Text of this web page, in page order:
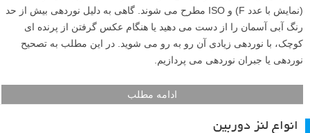
(نمایش با عدد F) و ISO مطرح می شوند. گاهی به دلیل نوردهی بیش از حد
رنگ آبی آسمان را از دست می دهید یا هنگام عکس گرفتن از پرنده ای
کوچک، با نوردهی زیادی آن رو به رو می شوید. در این مطلب به تصحیح
نوردهی یا جبران نوردهی می پردازیم.
ادامه مطلب
انواع لنز دوربین